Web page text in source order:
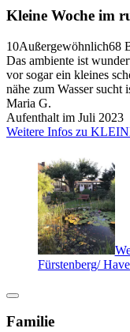
Kleine Woche im
10Außergewöhnlich68
Das ambiente ist
vor sogar ein kleines
nähe zum Wasser sucht
Maria G.
Aufenthalt im Juli 2023
Weitere Infos zu
Fürstenberg/
Familie